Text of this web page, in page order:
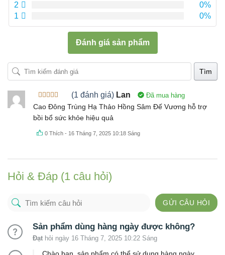
2
0%
1
0%
Đánh giá sản phẩm
Tìm
Được xếp
hạng55
sao
(1 đánh giá) Lan Đã mua hàng
Cao Đông Trùng Hạ Thảo Hồng Sâm Đế Vương hỗ trợ
bồi bổ sức khỏe hiệu quả
0 Thích - 16 Tháng 7, 2025 10:18 Sáng
Hỏi & Đáp (1 câu hỏi)
GỬI CÂU HỎI
Sản phẩm dùng hàng ngày được không?
Đạt hỏi ngày 16 Tháng 7, 2025 10:22 Sáng